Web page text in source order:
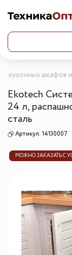
кухонных шкафов
Ekotech
24 л,
сталь
Артикул: 14130007
МОЖНО ЗАКАЗАТЬ С